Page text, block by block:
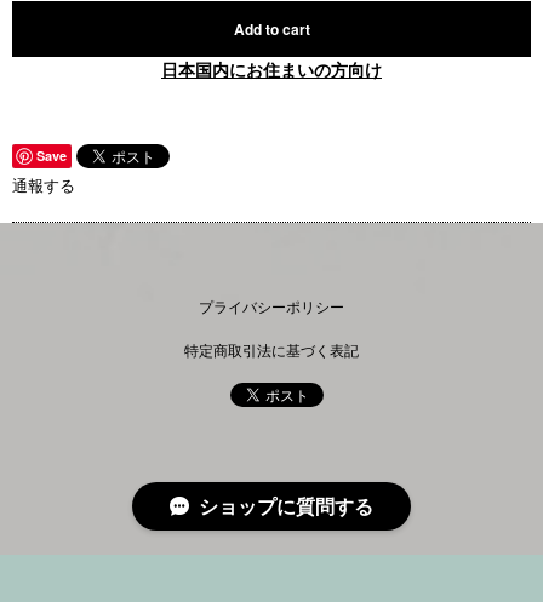
Add to cart
日本国内にお住まいの方向け
Save
通報する
プライバシーポリシー
特定商取引法に基づく表記
ショップに質問する